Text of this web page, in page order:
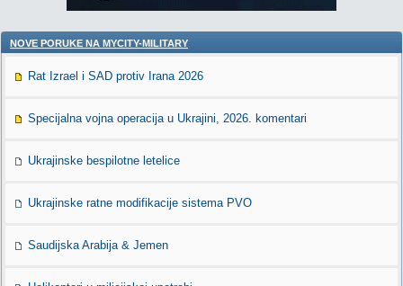
NOVE PORUKE NA MYCITY-MILITARY
Rat Izrael i SAD protiv Irana 2026
Specijalna vojna operacija u Ukrajini, 2026. komentari
Ukrajinske bespilotne letelice
Ukrajinske ratne modifikacije sistema PVO
Saudijska Arabija & Jemen